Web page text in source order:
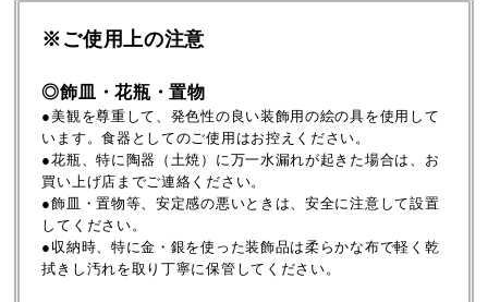
※ご使用上の注意
◎飾皿・花瓶・置物
●美観を尊重して、発色性の良い装飾用の絵の具を使用して
います。食器としてのご使用はお控えください。
●花瓶、特に陶器（土焼）に万一水漏れが起きた場合は、お
買い上げ店までご連絡ください。
●飾皿・置物等、安定感の悪いときは、安全に注意して設置
してください。
●収納時、特に金・銀を使った装飾品は柔らかな布で軽く乾
拭きし汚れを取り丁寧に保管してください。